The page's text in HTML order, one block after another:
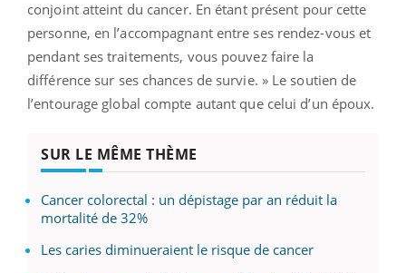
conjoint atteint du cancer. En étant présent pour cette
personne, en l’accompagnant entre ses rendez-vous et
pendant ses traitements, vous pouvez faire la
différence sur ses chances de survie. » Le soutien de
l’entourage global compte autant que celui d’un époux.
SUR LE MÊME THÈME
Cancer colorectal : un dépistage par an réduit la
mortalité de 32%
Les caries diminueraient le risque de cancer